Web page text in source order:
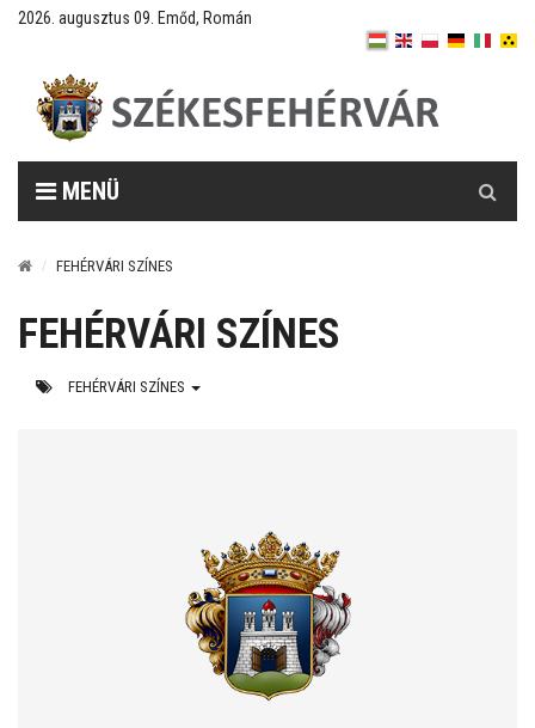
2026. augusztus 09. Emőd, Román
MENÜ
FEHÉRVÁRI SZÍNES
FEHÉRVÁRI SZÍNES
FEHÉRVÁRI SZÍNES